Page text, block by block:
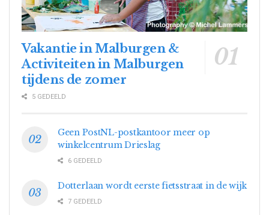
Vakantie in Malburgen &
Activiteiten in Malburgen
tijdens de zomer
5 GEDEELD
Geen PostNL-postkantoor meer op
winkelcentrum Drieslag
6 GEDEELD
Dotterlaan wordt eerste fietsstraat in de wijk
7 GEDEELD